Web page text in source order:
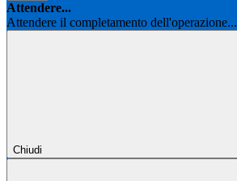
Attendere...
Attendere il completamento dell'operazione...
Chiudi